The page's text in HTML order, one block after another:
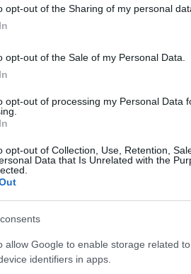
opt-out of the Sharing of my personal
opt-out of the Sale of my Personal Data.
opt-out of processing my Personal Data
opt-out of Collection, Use, Retention,
Data that Is Unrelated with the
allow Google to enable storage related
identifiers in apps.
különcnek, sok megfigyelő
kíséri Musk lépéseit,
új balatoni kardioösvény (X)